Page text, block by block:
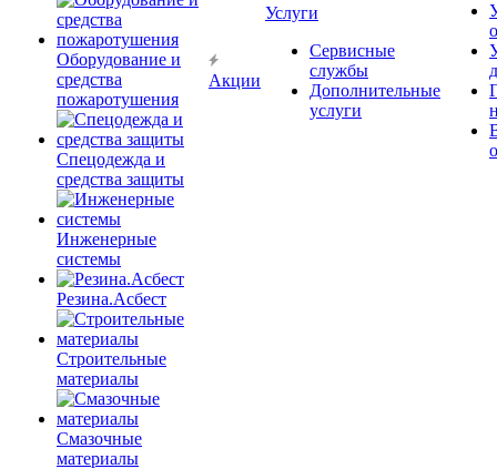
Оборудование и
средства
пожаротушения
Спецодежда и
средства защиты
Инженерные
системы
Резина.Асбест
Строительные
материалы
Смазочные
материалы
Акции
Услуги
Сервисные
службы
Дополнительные
услуги